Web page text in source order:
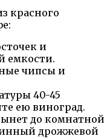
красного
и
емкости.
чипсы и
40-45
ею виноград.
до комнатной
дрожжевой